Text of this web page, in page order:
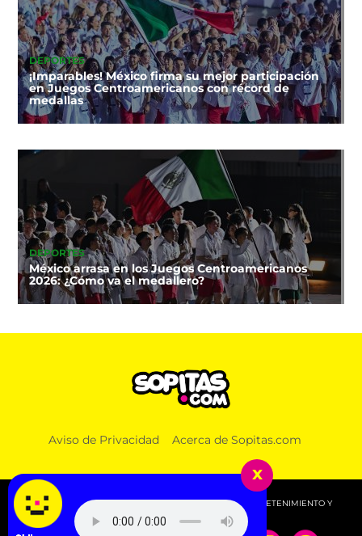
DEPORTES
¡Imparables! México firma su mejor participación
en Juegos Centroamericanos con récord de
medallas
DEPORTES
México arrasa en los Juegos Centroamericanos
2026: ¿Cómo va el medallero?
Aviso de Privacidad Acerca de Sopitas.com
© 2026 SOPITAS.COM - MÚSICA, NOTICIAS, DEPORTES, ENTRETENIMIENTO Y
MÁS!.
x